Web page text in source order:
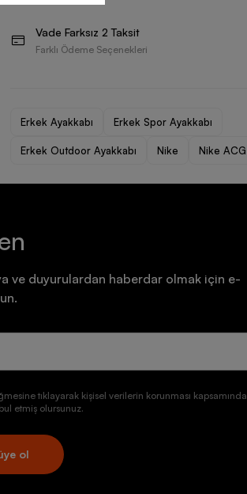
7.199,90 TL
Vade Farksız 2 Taksit
Farklı Ödeme Seçenekleri
Erkek Ayakkabı Erkek Spor Ayakkabı
Erkek Outdoor Ayakkabı Nike Nike ACG
ve duyurulardan haberdar olmak için e-
tıklayarak kişisel verilerin korunması kapsamında
etmiş olursunuz.
ol